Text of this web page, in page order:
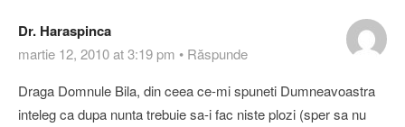
Dr. Haraspinca
martie 12, 2010 at 3:19 pm • Răspunde
Draga Domnule Bila, din ceea ce-mi spuneti Dumneavoastra
inteleg ca dupa nunta trebuie sa-i fac niste plozi (sper sa nu